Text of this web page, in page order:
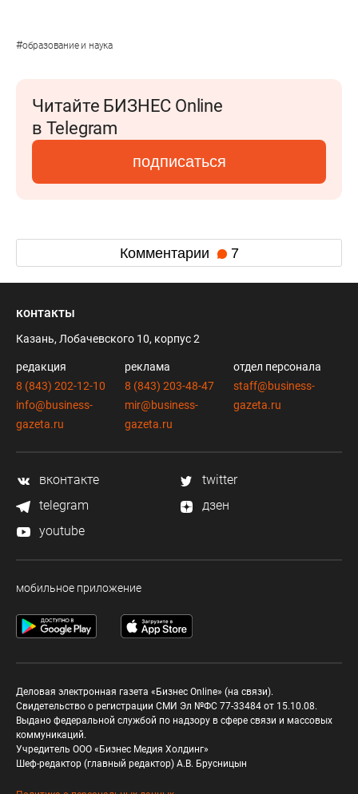
#образование и наука
Читайте БИЗНЕС Online
в Telegram
подписаться
Комментарии 7
контакты
Казань, Лобачевского 10, корпус 2
редакция
8 (843) 202-12-10
info@business-
gazeta.ru
реклама
8 (843) 203-48-47
mir@business-
gazeta.ru
отдел персонала
staff@business-
gazeta.ru
вконтакте
twitter
telegram
дзен
youtube
мобильное приложение
Деловая электронная газета «Бизнес Online» (на связи).
Свидетельство о регистрации СМИ Эл №ФС 77-33484 от 15.10.08.
Выдано федеральной службой по надзору в сфере связи и массовых
коммуникаций.
Учредитель ООО «Бизнес Медия Холдинг»
Шеф-редактор (главный редактор) А.В. Брусницын